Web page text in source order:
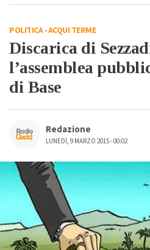
POLITICA-ACQUI TERME
Discarica di
l’assemblea
di Base
Redazione
LUNEDÌ, 9 MARZO 2015 - 00:02